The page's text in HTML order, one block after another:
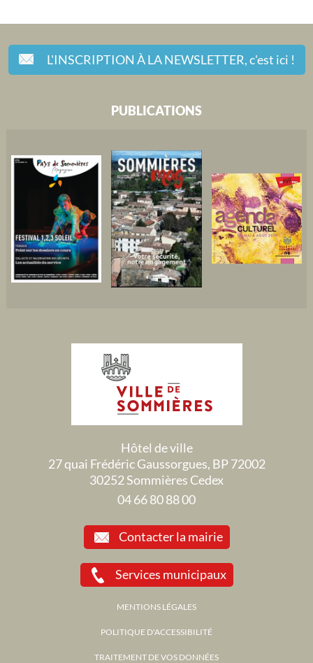
L'INSCRIPTION À LA NEWSLETTER,c'est ici !
PUBLICATIONS
Hôtel de ville
27 quai Frédéric Gaussorgues, BP 72002
30252 Sommières Cedex
04 66 80 88 00
Contacter la mairie
Services municipaux
MENTIONS LÉGALES
POLITIQUE D'ACCESSIBILITÉ
TRAITEMENT DE VOS DONNÉES